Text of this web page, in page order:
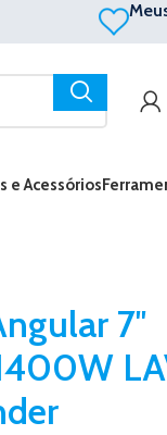
e Acessórios
7″